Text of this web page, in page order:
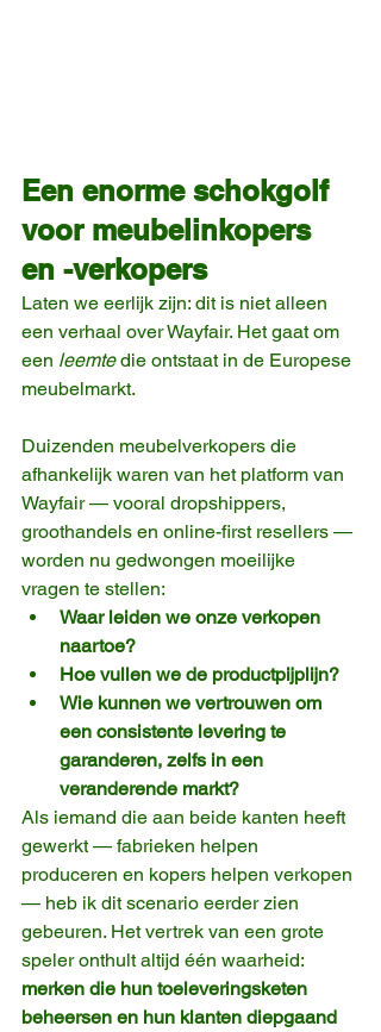
Een enorme schokgolf
voor meubelinkopers
en -verkopers
Laten we eerlijk zijn: dit is niet alleen
een verhaal over Wayfair. Het gaat om
een leemte die ontstaat in de Europese
meubelmarkt.
Duizenden meubelverkopers die
afhankelijk waren van het platform van
Wayfair — vooral dropshippers,
groothandels en online-first resellers —
worden nu gedwongen moeilijke
vragen te stellen:
Waar leiden we onze verkopen
naartoe?
Hoe vullen we de productpijplijn?
Wie kunnen we vertrouwen om
een consistente levering te
garanderen, zelfs in een
veranderende markt?
Als iemand die aan beide kanten heeft
gewerkt — fabrieken helpen
produceren en kopers helpen verkopen
— heb ik dit scenario eerder zien
gebeuren. Het vertrek van een grote
speler onthult altijd één waarheid:
merken die hun toeleveringsketen
beheersen en hun klanten diepgaand